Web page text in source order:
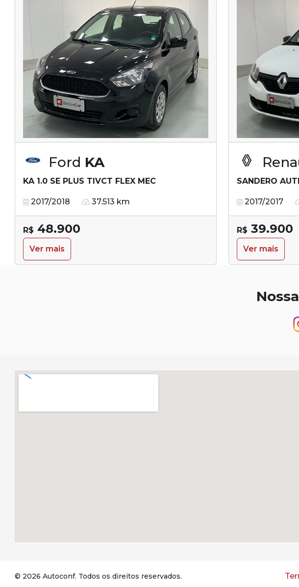
Ford KA
KA 1.0 SE PLUS TIVCT FLEX MEC
2017/2018 37.513 km
R$ 48.900
Ver mais
SANDERO
2017/2017
R$ 39.900
Ver mais
© 2026 Autoconf. Todos os direitos reservados.